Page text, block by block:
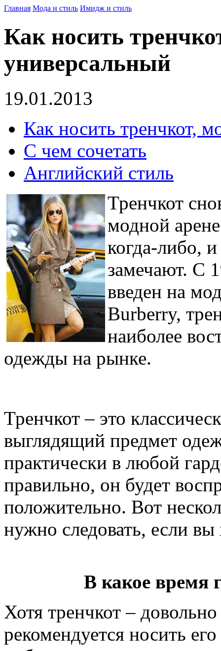
Главная Мода и стиль Имидж и стиль
Как носить
универсальный
19.01.2013
Как носить тренчкот,
С чем сочетать
Английский стиль
Тренчкот
модной
когда-либо,
замечают. С
введен на
Burberry,
наиболее
одежды на рынке.
Тренчкот – это
выглядящий предмет
практически в любой
правильно, он будет
положительно. Вот
нужно следовать, если вы
В какое время
Хотя тренчкот –
рекомендуется носить